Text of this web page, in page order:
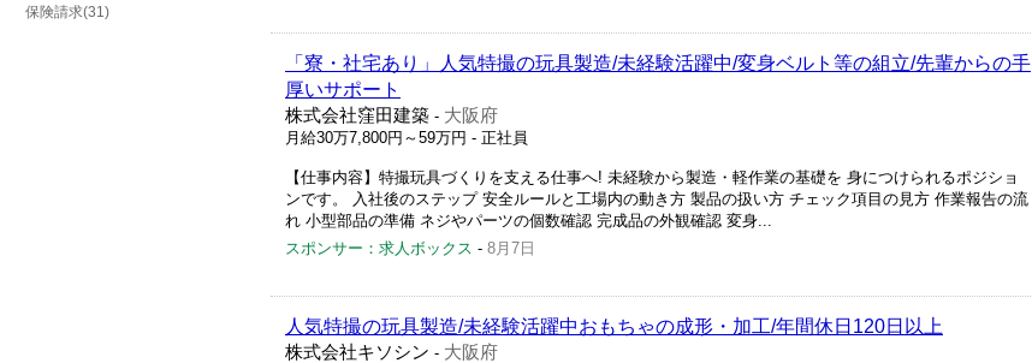
保険請求(31)
「寮・社宅あり」人気特撮の玩具製造/未経験活躍中/変身ベルト等の組立/先輩からの手
厚いサポート
株式会社窪田建築 - 大阪府
月給30万7,800円～59万円 - 正社員
【仕事内容】特撮玩具づくりを支える仕事へ! 未経験から製造・軽作業の基礎を 身につけられるポジショ
ンです。 入社後のステップ 安全ルールと工場内の動き方 製品の扱い方 チェック項目の見方 作業報告の流
れ 小型部品の準備 ネジやパーツの個数確認 完成品の外観確認 変身...
スポンサー：求人ボックス - 8月7日
人気特撮の玩具製造/未経験活躍中おもちゃの成形・加工/年間休日120日以上
株式会社キソシン - 大阪府